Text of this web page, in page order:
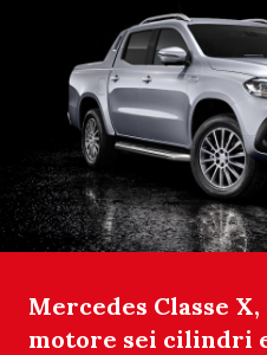
Mercedes Classe
motore sei cilindri